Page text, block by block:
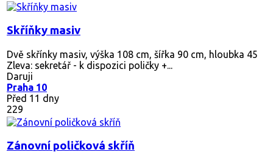
Skříňky masiv
Dvě skřínky masiv, výška 108 cm, šířka 90 cm, hloubka 45
Zleva: sekretář - k dispozici poličky +...
Daruji
Praha 10
Před 11 dny
229
Zánovní poličková skříň